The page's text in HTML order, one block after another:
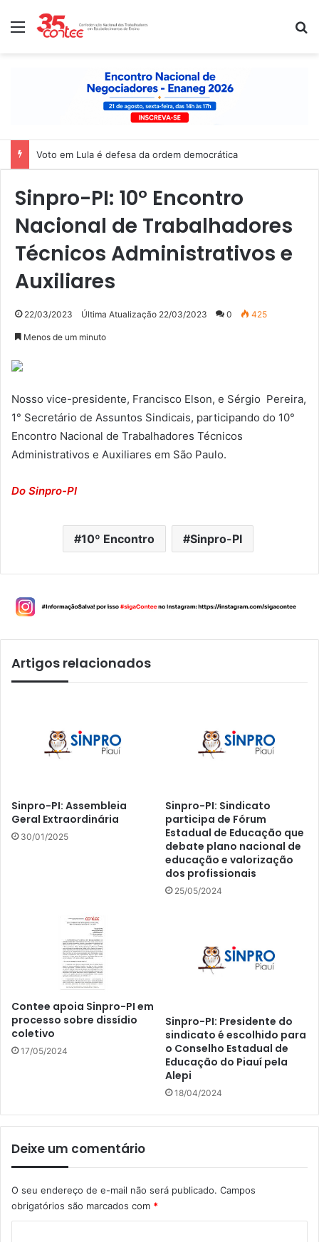
Menu
Voto em Lula é defesa da ordem democrática
Sinpro-PI: 10° Encontro
Nacional de Trabalhadores
Técnicos Administrativos e
Auxiliares
22/03/2023 Última Atualização 22/03/2023 0 425
Menos de um minuto
Nosso vice-presidente, Francisco Elson, e Sérgio Pereira,
1° Secretário de Assuntos Sindicais, participando do 10°
Encontro Nacional de Trabalhadores Técnicos
Administrativos e Auxiliares em São Paulo.
Do Sinpro-PI
10º Encontro Sinpro-PI
Artigos relacionados
Sinpro-PI: Assembleia
Geral Extraordinária
30/01/2025
Sinpro-PI: Sindicato
participa de Fórum
Estadual de Educação que
debate plano nacional de
educação e valorização
dos profissionais
25/05/2024
Contee apoia Sinpro-PI em
processo sobre dissídio
coletivo
17/05/2024
Sinpro-PI: Presidente do
sindicato é escolhido para
o Conselho Estadual de
Educação do Piauí pela
Alepi
18/04/2024
Deixe um comentário
O seu endereço de e-mail não será publicado. Campos
obrigatórios são marcados com *